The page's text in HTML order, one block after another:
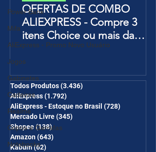
Power Bank
Mifa
AliExpress - Promo Novo Usuário
Jogos
Gabinetes
Cadeiras
Realme
Copos e Garrafas
Notebooks
OFERTAS DE COMBO
ALIEXPRESS - Compre 3
itens Choice ou mais da
Página de Promoções e
Ganhe Frete Grátis(R$10 de
desc em 6 itens/R$25 de
desc em 10 itens) OS
CUPONS SÃO VÁLIDOS NO
COMBO
Todos Produtos(3.436)
AliExpress(1.792)
AliExpress - Estoque no Brasil (728)
Mercado Livre(345)
Shopee(138)138 posts
Amazon(643)
Kabum(62)